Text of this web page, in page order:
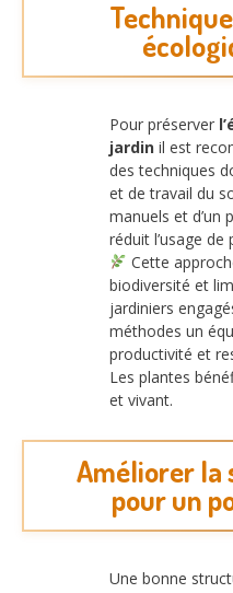
Pour préserver
jardin il est
des techniques
et de travail du
manuels et d’un
réduit l’usage
Cette
biodiversité et
jardiniers
méthodes un
productivité et
Les plantes
et vivant.
Améliorer la
pour un
Une bonne